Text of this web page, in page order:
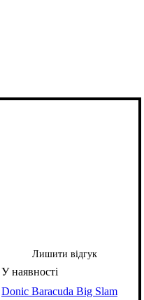
Лишити відгук
Donic Baracuda Big Slam